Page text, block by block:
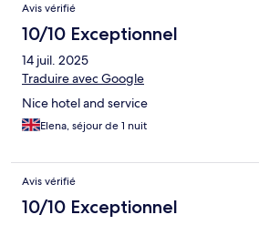
Avis vérifié
10/10 Exceptionnel
14 juil. 2025
Traduire avec Google
Nice hotel and service
Elena, séjour de 1 nuit
Avis vérifié
10/10 Exceptionnel